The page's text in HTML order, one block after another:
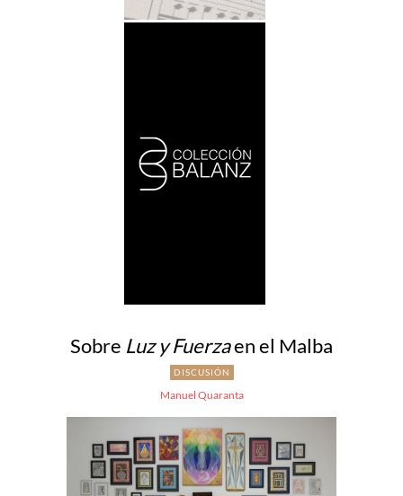
Sobre Luz y Fuerzaen el Malba
DISCUSIÓN
Manuel Quaranta